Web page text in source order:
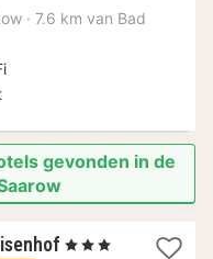
· 7.6 km van Bad
gevonden in de
1
, 3 Sterren